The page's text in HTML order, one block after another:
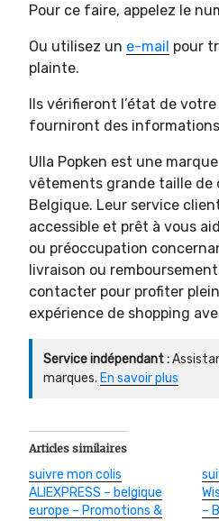
Pour ce faire, appelez le
Ou utilisez un e-mail pour
plainte.
Ils vérifieront l’état de
fourniront des
Ulla Popken est une
vêtements grande taille
Belgique. Leur service
accessible et prêt à vous
ou préoccupation
livraison ou
contacter pour profiter
expérience de shopping
Service indépendant :
marques. En savoir plus
Articles similaires
suivre mon colis
ALIEXPRESS – belgique
europe – Promotions &
–